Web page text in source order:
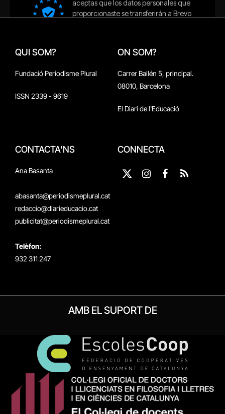
QUI SOM?
Fundació Periodisme Plural
ISSN 2339 - 9619
ON SOM?
Carrer Bailén 5, principal.
08010, Barcelona
El Diari de l'Educació
CONTACTA'NS
Ana Basanta
abasanta@periodismeplural.cat
redaccio@diarieducacio.cat
publicitat@periodismeplural.cat
Telèfon:
932 311 247
CONNECTA
X
Instagram
Facebook
RSS
AMB EL SUPORT DE